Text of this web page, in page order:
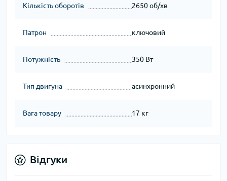
Кількість оборотів 2650 об/хв
Патрон ключовий
Потужність 350 Вт
Тип двигуна асинхронний
Вага товару 17 кг
Відгуки